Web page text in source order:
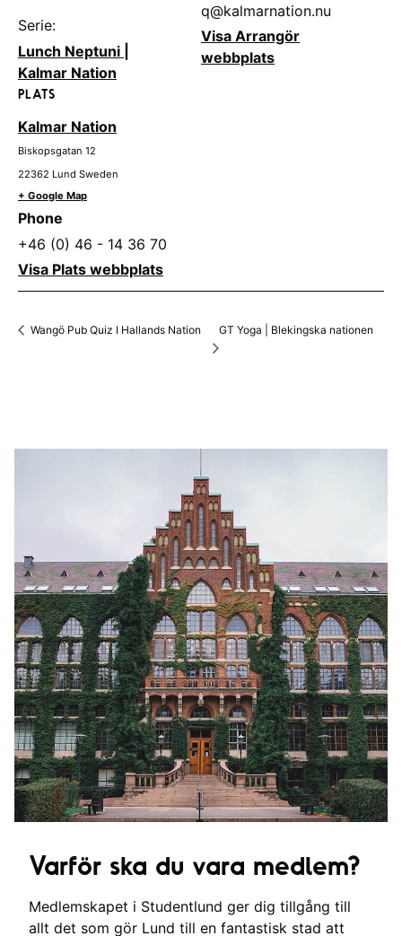
Serie:
Lunch Neptuni |
Kalmar Nation
PLATS
Kalmar Nation
Biskopsgatan 12
22362 Lund Sweden
+ Google Map
Phone
+46 (0) 46 - 14 36 70
Visa Plats webbplats
q@kalmarnation.nu
Visa Arrangör
webbplats
Wangö Pub Quiz I Hallands Nation GT Yoga | Blekingska nationen
Varför ska du vara medlem?
Medlemskapet i Studentlund ger dig tillgång till
allt det som gör Lund till en fantastisk stad att